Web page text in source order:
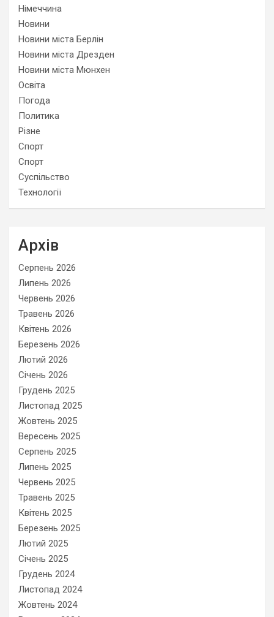
Німеччина
Новини
Новини міста Берлін
Новини міста Дрезден
Новини міста Мюнхен
Освіта
Погода
Политика
Різне
Спорт
Спорт
Суспільство
Технології
Архів
Серпень 2026
Липень 2026
Червень 2026
Травень 2026
Квітень 2026
Березень 2026
Лютий 2026
Січень 2026
Грудень 2025
Листопад 2025
Жовтень 2025
Вересень 2025
Серпень 2025
Липень 2025
Червень 2025
Травень 2025
Квітень 2025
Березень 2025
Лютий 2025
Січень 2025
Грудень 2024
Листопад 2024
Жовтень 2024